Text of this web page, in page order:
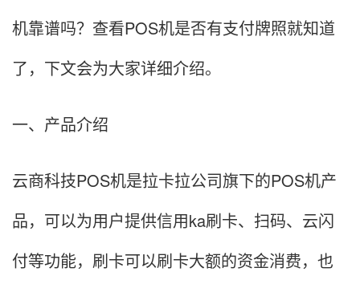
机靠谱吗？查看POS机是否有支付牌照就知道
了，下文会为大家详细介绍。
一、产品介绍
云商科技POS机是拉卡拉公司旗下的POS机产
品，可以为用户提供信用ka刷卡、扫码、云闪
付等功能，刷卡可以刷卡大额的资金消费，也